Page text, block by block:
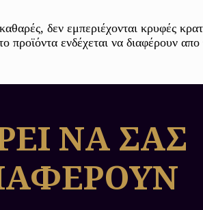
ονόματα χαράκτη και
PINX».
βάση. Άνωθέν του
Λίγα λόγια για το
Το χρυσό νόμισμα 50
δεν εμπεριέχονται κρυφές
προϊόντα ενδέχεται να διαφέρουν
ΝΑ ΣΑΣ